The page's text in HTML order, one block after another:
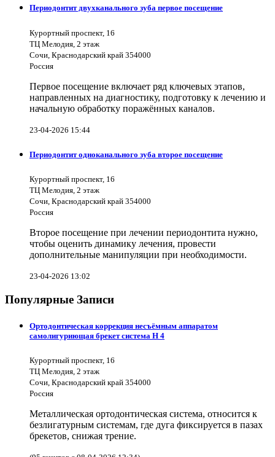
Периодонтит двухканального зуба первое посещение
Курортный проспект, 16
ТЦ Мелодия, 2 этаж
Сочи, Краснодарский край 354000
Россия
Первое посещение включает ряд ключевых этапов,
направленных на диагностику, подготовку к лечению и
начальную обработку поражённых каналов.
23-04-2026 15:44
Периодонтит одноканального зуба второе посещение
Курортный проспект, 16
ТЦ Мелодия, 2 этаж
Сочи, Краснодарский край 354000
Россия
Второе посещение при лечении периодонтита нужно,
чтобы оценить динамику лечения, провести
дополнительные манипуляции при необходимости.
23-04-2026 13:02
Популярные Записи
Ортодонтическая коррекция несъёмным аппаратом
самолигуриющая брекет система H 4
Курортный проспект, 16
ТЦ Мелодия, 2 этаж
Сочи, Краснодарский край 354000
Россия
Металлическая ортодонтическая система, относится к
безлигатурным системам, где дуга фиксируется в пазах
брекетов, снижая трение.